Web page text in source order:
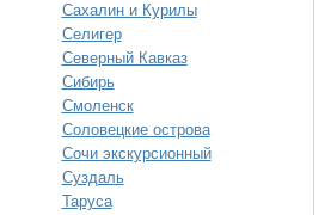
Сахалин и Курилы
Селигер
Северный Кавказ
Сибирь
Смоленск
Соловецкие острова
Сочи экскурсионный
Суздаль
Таруса